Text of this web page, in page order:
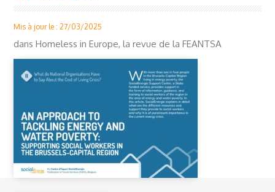
Mis à jour le : 27/03/2025
dans Homeless in Europe, la revue de la FEANTSA